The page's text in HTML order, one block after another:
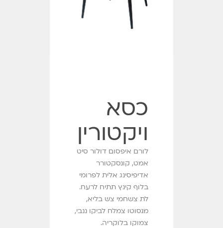
כסא
ויקטורין
לורם איפסום דולור סיט
אמט, קונסקטורר
אדיפיסינג אלית לפרומי
בלוף קינץ תתיח לרעח.
לת צשחמי צש בליא,
מנסוטו צמלח לביקו ננבי,
צמוקו בלוקריה.